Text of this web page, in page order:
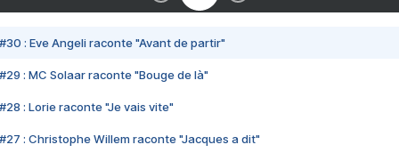
#30 : Eve Angeli raconte "Avant de partir"
#29 : MC Solaar raconte "Bouge de là"
#28 : Lorie raconte "Je vais vite"
#27 : Christophe Willem raconte "Jacques a dit"